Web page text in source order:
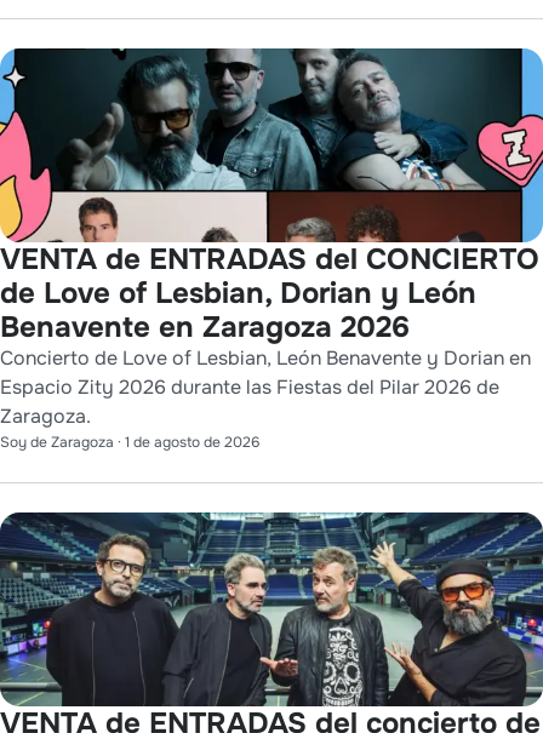
VENTA de ENTRADAS del CONCIERTO
de Love of Lesbian, Dorian y León
Benavente en Zaragoza 2026
Concierto de Love of Lesbian, León Benavente y Dorian en
Espacio Zity 2026 durante las Fiestas del Pilar 2026 de
Zaragoza.
Soy de Zaragoza · 1 de agosto de 2026
VENTA de ENTRADAS del concierto de